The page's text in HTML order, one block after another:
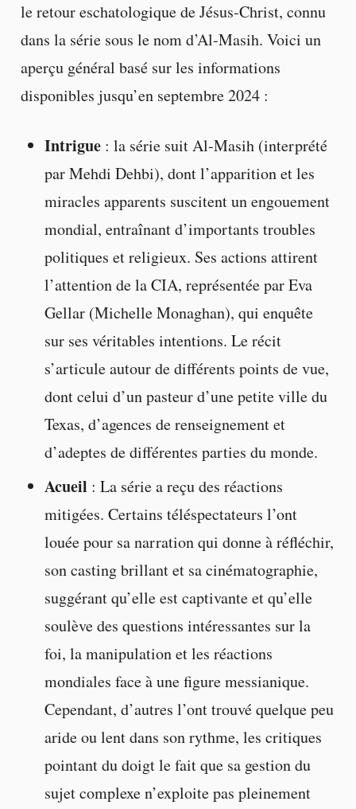
le retour eschatologique de Jésus-Christ, connu
dans la série sous le nom d’Al-Masih. Voici un
aperçu général basé sur les informations
disponibles jusqu’en septembre 2024 :
Intrigue: la série suit Al-Masih (interprété
par Mehdi Dehbi), dont l’apparition et les
miracles apparents suscitent un engouement
mondial, entraînant d’importants troubles
politiques et religieux. Ses actions attirent
l’attention de la CIA, représentée par Eva
Gellar (Michelle Monaghan), qui enquête
sur ses véritables intentions. Le récit
s’articule autour de différents points de vue,
dont celui d’un pasteur d’une petite ville du
Texas, d’agences de renseignement et
d’adeptes de différentes parties du monde.
Acueil : La série a reçu des réactions
mitigées. Certains téléspectateurs l’ont
louée pour sa narration qui donne à réfléchir,
son casting brillant et sa cinématographie,
suggérant qu’elle est captivante et qu’elle
soulève des questions intéressantes sur la
foi, la manipulation et les réactions
mondiales face à une figure messianique.
Cependant, d’autres l’ont trouvé quelque peu
aride ou lent dans son rythme, les critiques
pointant du doigt le fait que sa gestion du
sujet complexe n’exploite pas pleinement